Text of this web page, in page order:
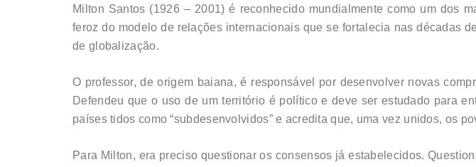
Milton Santos (1926 – 2001) é reconhecido mundialmente como um dos
feroz do modelo de relações internacionais que se fortalecia nas décadas
de globalização.
O professor, de origem baiana, é responsável por desenvolver novas
Defendeu que o uso de um território é político e deve ser estudado para
países tidos como “subdesenvolvidos” e acredita que, uma vez unidos, os
Para Milton, era preciso questionar os consensos já estabelecidos.